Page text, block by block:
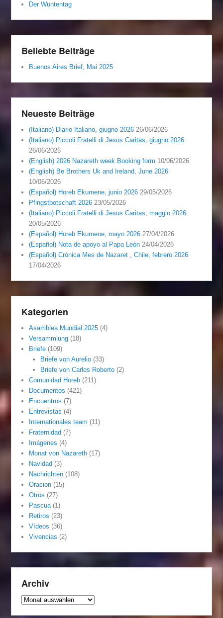
Der Wüntentag
Beliebte Beiträge
Buenos Aires Brief, Mai 2025
Neueste Beiträge
(Italiano) Diario Italiano, giugno 2026 26/06/2026
(Italiano) Piccoli Fratelli di Jesus Caritas, giugno 2026
26/06/2026
(English) 2026 Nazareth week Booking form 10/06/2026
(English) Be Brothers Uk and Ireland, June 2026
10/06/2026
(Español) Horeb Ekumene, junio 2026 29/05/2026
Pfingstbotschaft 2026 23/05/2026
(Italiano) Piccoli Fratelli di Jesus Caritas, maggio 2026
20/05/2026
(Español) Horeb Ekumene, mayo 2026 27/04/2026
(Español) Nota de apoyo al Papa León 24/04/2026
(Español) Crónica Mes de Nazaret , Chile, febrero 2026
17/04/2026
Kategorien
Asamblea Mundial 2025 (4)
Versammlung (18)
Briefe (109)
Briefe von Aurelio(33)
Briefe von Carlos Roberto(2)
Comunidad Horeb (211)
Documentos (421)
Encuentros (7)
Entrevistas (4)
Internationales team (11)
Fraternidad (7)
Imágenes (4)
Monat von Nazareth (17)
Navidad (3)
Nachrichten (108)
Oracion (15)
Otros (27)
Pascua(1)
Retiros (23)
Vídeos (36)
Vivencias (2)
Archiv
Archiv